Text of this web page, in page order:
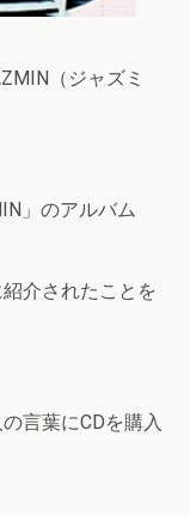
（ジャズミ
」のアルバム
介されたことを
言葉にCDを購入